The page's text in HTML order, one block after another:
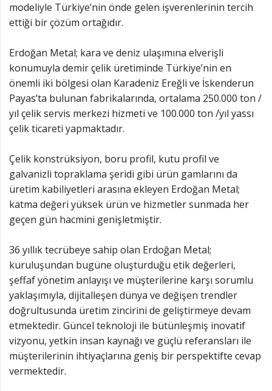
modeliyle Türkiye’nin önde gelen işverenlerinin tercih
ettiği bir çözüm ortağıdır.
Erdoğan Metal; kara ve deniz ulaşımına elverişli
konumuyla demir çelik üretiminde Türkiye’nin en
önemli iki bölgesi olan Karadeniz Ereğli ve İskenderun
Payas’ta bulunan fabrikalarında, ortalama 250.000 ton /
yıl çelik servis merkezi hizmeti ve 100.000 ton /yıl yassı
çelik ticareti yapmaktadır.
Çelik konstrüksiyon, boru profil, kutu profil ve
galvanizli topraklama şeridi gibi ürün gamlarını da
üretim kabiliyetleri arasına ekleyen Erdoğan Metal;
katma değeri yüksek ürün ve hizmetler sunmada her
geçen gün hacmini genişletmiştir.
36 yıllık tecrübeye sahip olan Erdoğan Metal;
kuruluşundan bugüne oluşturduğu etik değerleri,
şeffaf yönetim anlayışı ve müşterilerine karşı sorumlu
yaklaşımıyla, dijitalleşen dünya ve değişen trendler
doğrultusunda üretim zincirini de geliştirmeye devam
etmektedir. Güncel teknoloji ile bütünleşmiş inovatif
vizyonu, yetkin insan kaynağı ve güçlü referansları ile
müşterilerinin ihtiyaçlarına geniş bir perspektifte cevap
vermektedir.